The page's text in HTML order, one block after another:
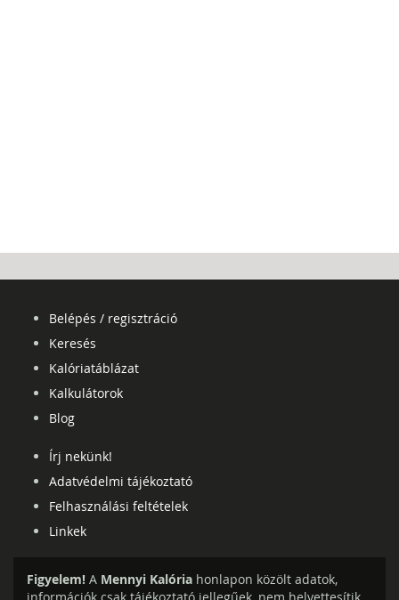
Belépés / regisztráció
Keresés
Kalóriatáblázat
Kalkulátorok
Blog
Írj nekünk!
Adatvédelmi tájékoztató
Felhasználási feltételek
Linkek
Figyelem! A Mennyi Kalória honlapon közölt adatok,